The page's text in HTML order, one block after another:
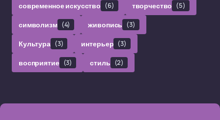
современное искусство (6) творчество (5)
символизм (4) живопись (3)
Культура (3) интерьер (3)
восприятие (3) стиль (2)